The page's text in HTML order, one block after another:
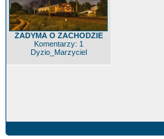
ZADYMA O ZACHODZIE
Komentarzy: 1
Dyzio_Marzyciel